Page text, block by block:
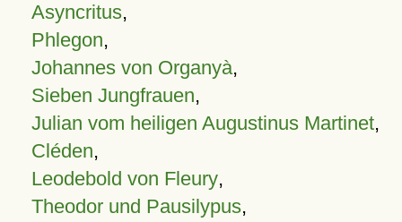
Asyncritus,
Phlegon,
Johannes von Organyà,
Sieben Jungfrauen,
Julian vom heiligen Augustinus Martinet,
Cléden,
Leodebold von Fleury,
Theodor und Pausilypus,